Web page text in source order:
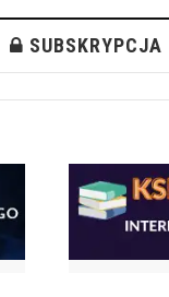
SUBSKRYPCJA